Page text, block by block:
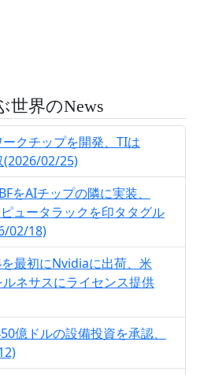
世界のNews
クチップを開発、TIは
(2026/02/25)
をAIチップの隣に実装、
ュータラックを印タタグル
02/18)
最初にNvidiaに出荷、米
ネサスにライセンス提供
億ドルの設備投資を承認、